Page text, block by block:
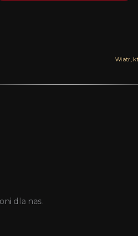
Wiatr,
dla nas.